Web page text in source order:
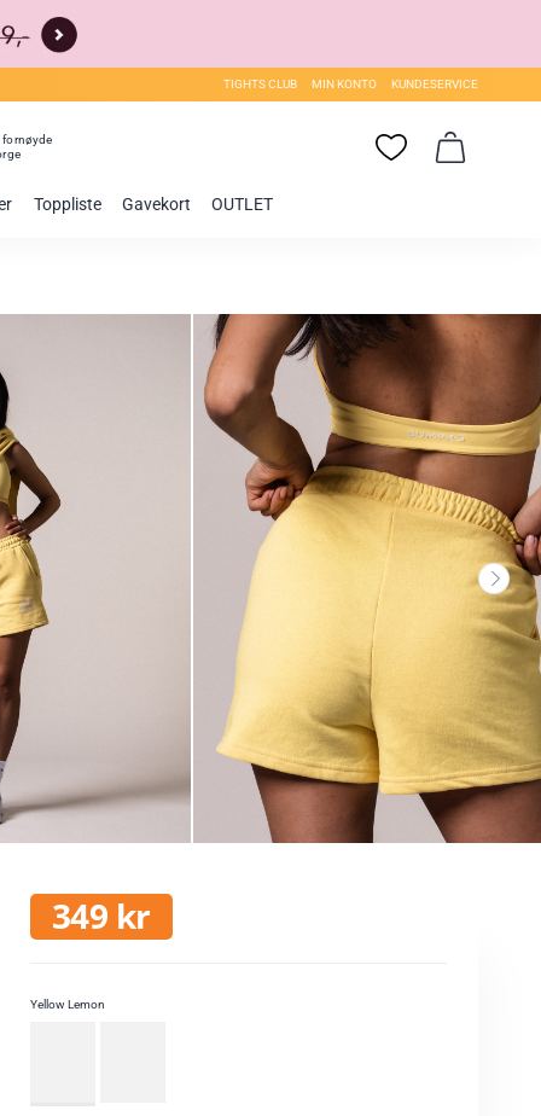
TIGHTS CLUB MIN KONTO KUNDESERVICE
fornøyde
Toppliste Gavekort OUTLET
349 kr
Yellow Lemon